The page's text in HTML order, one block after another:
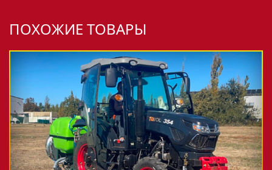
ПОХОЖИЕ ТОВАРЫ